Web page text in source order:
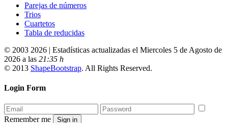
Parejas de números
Trios
Cuartetos
Tabla de reducidas
© 2003 2026 | Estadísticas actualizadas el Miercoles 5 de Agosto de
2026 a las 21:35 h
© 2013 ShapeBootstrap. All Rights Reserved.
Login Form
Remember me Sign in